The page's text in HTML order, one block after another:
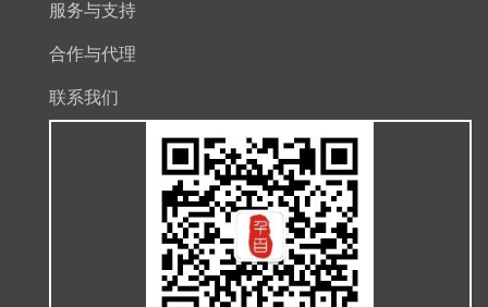
服务与支持
合作与代理
联系我们